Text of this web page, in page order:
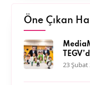
Öne Çıkan
desteği
23 Şubat